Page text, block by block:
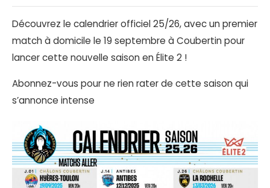
Découvrez le calendrier officiel 25/26, avec un premier
match à domicile le 19 septembre à Coubertin pour
lancer cette nouvelle saison en Élite 2 !
Abonnez-vous pour ne rien rater de cette saison qui
s’annonce intense